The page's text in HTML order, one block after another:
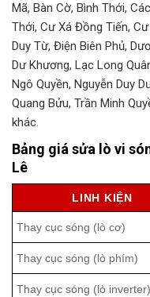
Mã, Bàn Cờ, Bình Thới,
Thới, Cư Xá Đồng Tiến,
Duy Từ, Điện Biên Phủ,
Dư Khương, Lạc Long
Ngô Quyền, Nguyễn Duy
Quang Bửu, Trần Minh
khác.
Bảng giá sửa lò vi
Lê
LINH KIỆN
Thay cục sóng (lò cơ)
Thay cục sóng (lò phím)
Thay cục sóng (lò inverter)